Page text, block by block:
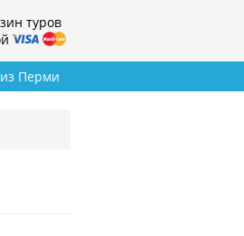
туров
Перми